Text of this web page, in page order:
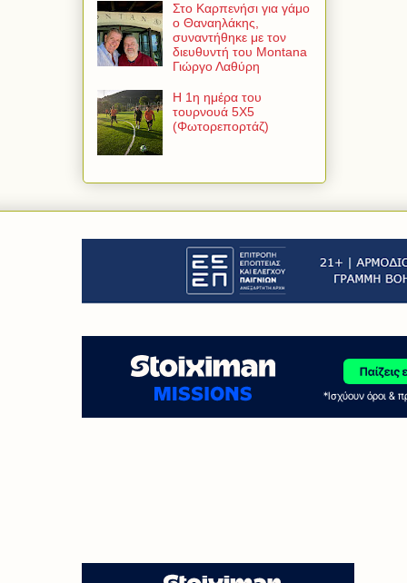
Στο Καρπενήσι για γάμο
ο Θαναηλάκης,
συναντήθηκε με τον
διευθυντή του Montana
Γιώργο Λαθύρη
Η 1η ημέρα του
τουρνουά 5Χ5
(Φωτορεπορτάζ)